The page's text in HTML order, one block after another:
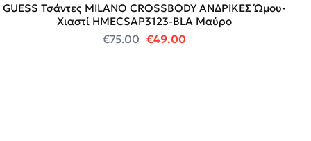
GUESS Τσάντες MILANO CROSSBODY ΑΝΔΡΙΚΕΣ Ώμου-
Χιαστί HMECSAP3123-BLA Μαύρο
€75.00 Original price was: €75.00.
€49.00Η τρέχουσα τιμή